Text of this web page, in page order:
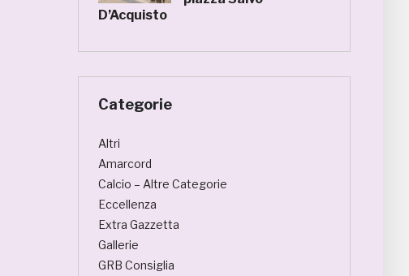
D’Acquisto
Categorie
Altri
Amarcord
Calcio – Altre Categorie
Eccellenza
Extra Gazzetta
Gallerie
GRB Consiglia